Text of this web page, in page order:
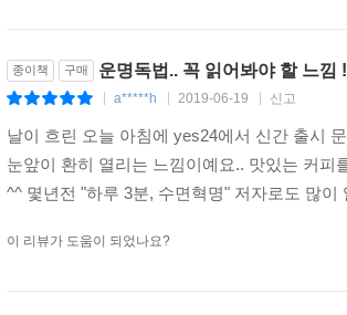
의 꿈을 담아내는 것이 좋다. 실제로 저자
胎日)까지 고려하는 오운육기학(五運六氣學)
이 책은 직업운도 다루고 있는데, 남들이 부
을 바꾸고 싶다”고 말했다. 저자는 그에게 자
종이책 구매 운명독법.. 꼭 읽어봐야 할 느낌
a*****h 2019-06-19 신고
날이 흐린 오늘 아침에 yes24에서 신간 출시
눈앞이 환히 열리는 느낌이예요.. 맛있는 커
^^ 몇년전 "하루 3분, 수면혁명" 저자로도 많
이 리뷰가 도움이 되었나요?